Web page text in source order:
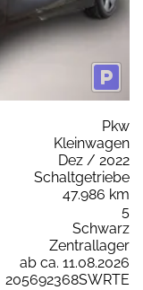
Pkw
Kleinwagen
Dez / 2022
Schaltgetriebe
47.986 km
5
Schwarz
Zentrallager
ab ca. 11.08.2026
205692368SWRTE